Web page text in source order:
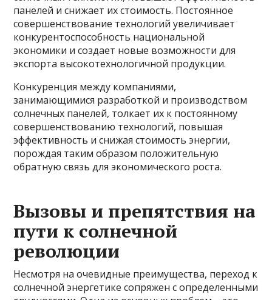
панелей и снижает их стоимость. Постоянное
совершенствование технологий увеличивает
конкурентоспособность национальной
экономики и создает новые возможности для
экспорта высокотехнологичной продукции.
Конкуренция между компаниями,
занимающимися разработкой и производством
солнечных панелей, толкает их к постоянному
совершенствованию технологий, повышая
эффективность и снижая стоимость энергии,
порождая таким образом положительную
обратную связь для экономического роста.
Вызовы и препятствия на
пути к солнечной
революции
Несмотря на очевидные преимущества, переход к
солнечной энергетике сопряжен с определенными